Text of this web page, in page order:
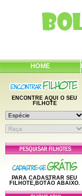
HOME
ENCONTRE AQUI O SEU
FILHOTE
PARA CADASTRAR SEU
FILHOTE,BOTÃO ABAIXO.